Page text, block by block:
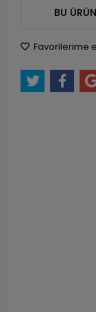
BU
Favorilerime